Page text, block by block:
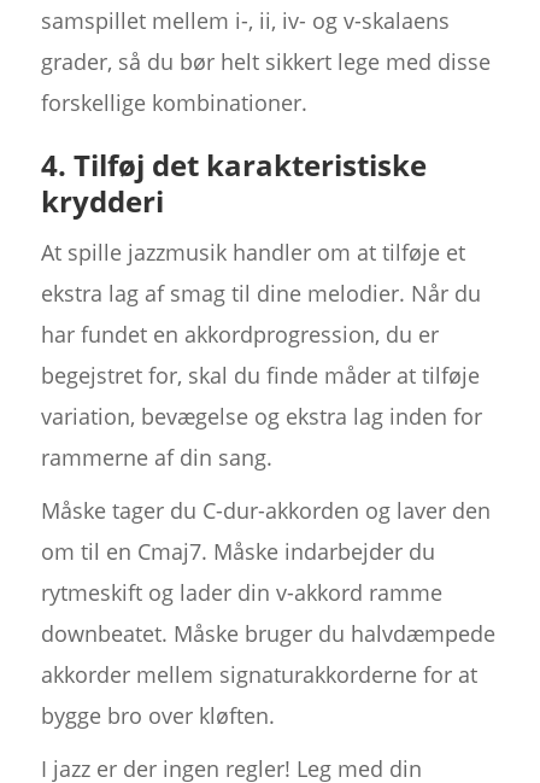
samspillet mellem i-, ii, iv- og v-skalaens
grader, så du bør helt sikkert lege med disse
forskellige kombinationer.
4. Tilføj det karakteristiske
krydderi
At spille jazzmusik handler om at tilføje et
ekstra lag af smag til dine melodier. Når du
har fundet en akkordprogression, du er
begejstret for, skal du finde måder at tilføje
variation, bevægelse og ekstra lag inden for
rammerne af din sang.
Måske tager du C-dur-akkorden og laver den
om til en Cmaj7. Måske indarbejder du
rytmeskift og lader din v-akkord ramme
downbeatet. Måske bruger du halvdæmpede
akkorder mellem signaturakkorderne for at
bygge bro over kløften.
I jazz er der ingen regler! Leg med din